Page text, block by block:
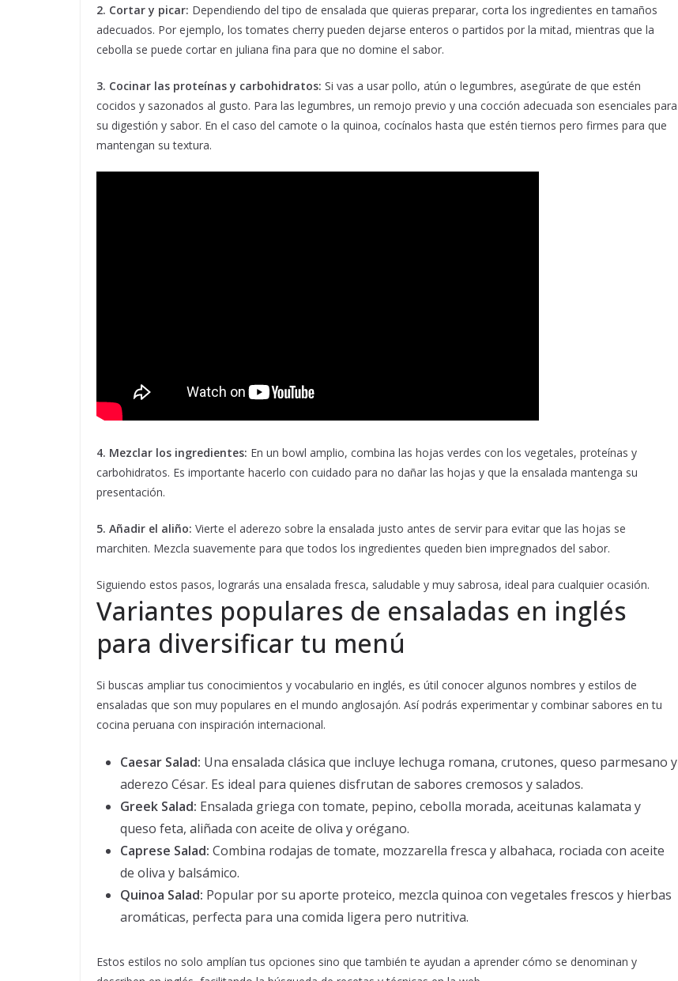
2. Cortar y picar: Dependiendo del tipo de ensalada que quieras preparar, corta los ingredientes en tamaños
adecuados. Por ejemplo, los tomates cherry pueden dejarse enteros o partidos por la mitad, mientras que la
cebolla se puede cortar en juliana fina para que no domine el sabor.
3. Cocinar las proteínas y carbohidratos: Si vas a usar pollo, atún o legumbres, asegúrate de que estén
cocidos y sazonados al gusto. Para las legumbres, un remojo previo y una cocción adecuada son esenciales para
su digestión y sabor. En el caso del camote o la quinoa, cocínalos hasta que estén tiernos pero firmes para que
mantengan su textura.
4. Mezclar los ingredientes: En un bowl amplio, combina las hojas verdes con los vegetales, proteínas y
carbohidratos. Es importante hacerlo con cuidado para no dañar las hojas y que la ensalada mantenga su
presentación.
5. Añadir el aliño: Vierte el aderezo sobre la ensalada justo antes de servir para evitar que las hojas se
marchiten. Mezcla suavemente para que todos los ingredientes queden bien impregnados del sabor.
Siguiendo estos pasos, lograrás una ensalada fresca, saludable y muy sabrosa, ideal para cualquier ocasión.
Variantes populares de ensaladas en inglés
para diversificar tu menú
Si buscas ampliar tus conocimientos y vocabulario en inglés, es útil conocer algunos nombres y estilos de
ensaladas que son muy populares en el mundo anglosajón. Así podrás experimentar y combinar sabores en tu
cocina peruana con inspiración internacional.
Caesar Salad: Una ensalada clásica que incluye lechuga romana, crutones, queso parmesano y
aderezo César. Es ideal para quienes disfrutan de sabores cremosos y salados.
Greek Salad: Ensalada griega con tomate, pepino, cebolla morada, aceitunas kalamata y
queso feta, aliñada con aceite de oliva y orégano.
Caprese Salad: Combina rodajas de tomate, mozzarella fresca y albahaca, rociada con aceite
de oliva y balsámico.
Quinoa Salad: Popular por su aporte proteico, mezcla quinoa con vegetales frescos y hierbas
aromáticas, perfecta para una comida ligera pero nutritiva.
Estos estilos no solo amplían tus opciones sino que también te ayudan a aprender cómo se denominan y